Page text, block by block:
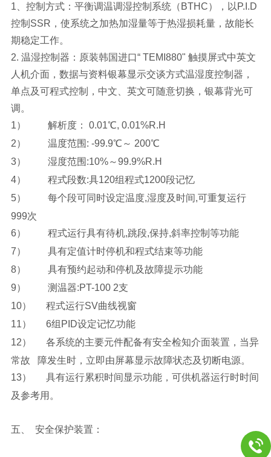
1、 控制方式：平衡调温调湿控制系统（BTHC），以P.I.D
控制SSR，使系统之加热加湿量等于热湿损耗量，故能长
期稳定工作。
2. 温湿控制器：原装韩国进口“ TEMI880" 触摸屏式中英文
人机介面，数据与资料银幕显示交谈方式温湿度控制器，
单点及可程式控制，中文、英文可随意切换，银幕背光可
调。
1）
解析度： 0.01℃, 0.01%R.H
2）
温度范围: -99.9℃～ 200℃
3）
湿度范围:10%～99.9%R.H
4）
程式段数:具120组程式1200段记忆
5）
每个段可同时设定温度,湿度及时间,可重复运行
999次
6）
程式运行具有待机,跳段,保持,斜率控制等功能
7）
具有定值计时停机和程式结束等功能
8）
具有预约起动和停机及故障提示功能
9）
测温器:PT-100 2支
10）
程式运行SV曲线视窗
11）
6组PID设定记忆功能
12）
各系统的主要元件配备有安全检知介面装置，当异
常故 障发生时，立即由屏幕显示故障状态及切断电源。
13）
具有运行累积时间显示功能，可供机器运行时时间
及参考用。
五、 安全保护装置：